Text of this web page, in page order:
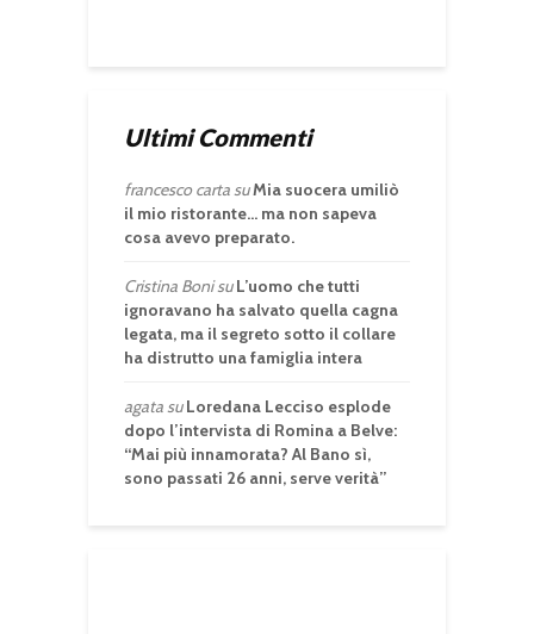
Ultimi Commenti
francesco cartasuMia suocera umiliò
il mio ristorante… ma non sapeva
cosa avevo preparato.
Cristina BonisuL’uomo che tutti
ignoravano ha salvato quella cagna
legata, ma il segreto sotto il collare
ha distrutto una famiglia intera
agatasuLoredana Lecciso esplode
dopo l’intervista di Romina a Belve:
“Mai più innamorata? Al Bano sì,
sono passati 26 anni, serve verità”